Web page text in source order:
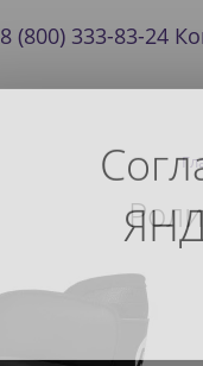
8 (800) 333-83-24